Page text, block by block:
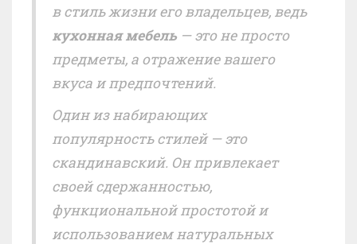
в стиль жизни его владельцев, ведь
кухонная мебель — это не просто
предметы, а отражение вашего
вкуса и предпочтений.
Один из набирающих
популярность стилей — это
скандинавский. Он привлекает
своей сдержанностью,
функциональной простотой и
использованием натуральных